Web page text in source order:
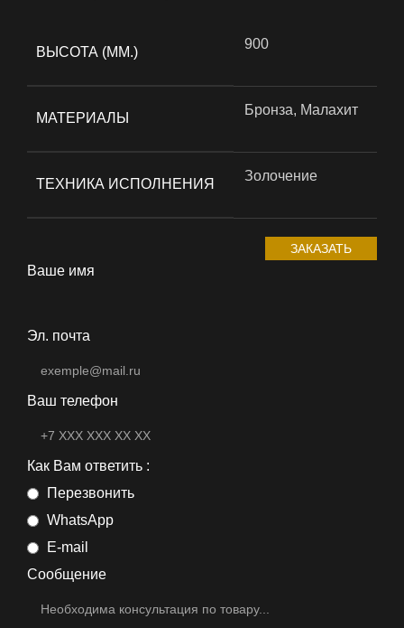
ВЫСОТА (ММ.)
900
МАТЕРИАЛЫ
Бронза, Малахит
ТЕХНИКА ИСПОЛНЕНИЯ
Золочение
ЗАКАЗАТЬ
Ваше имя
Эл. почта
Ваш телефон
Как Вам ответить :
Перезвонить
WhatsApp
E-mail
Сообщение